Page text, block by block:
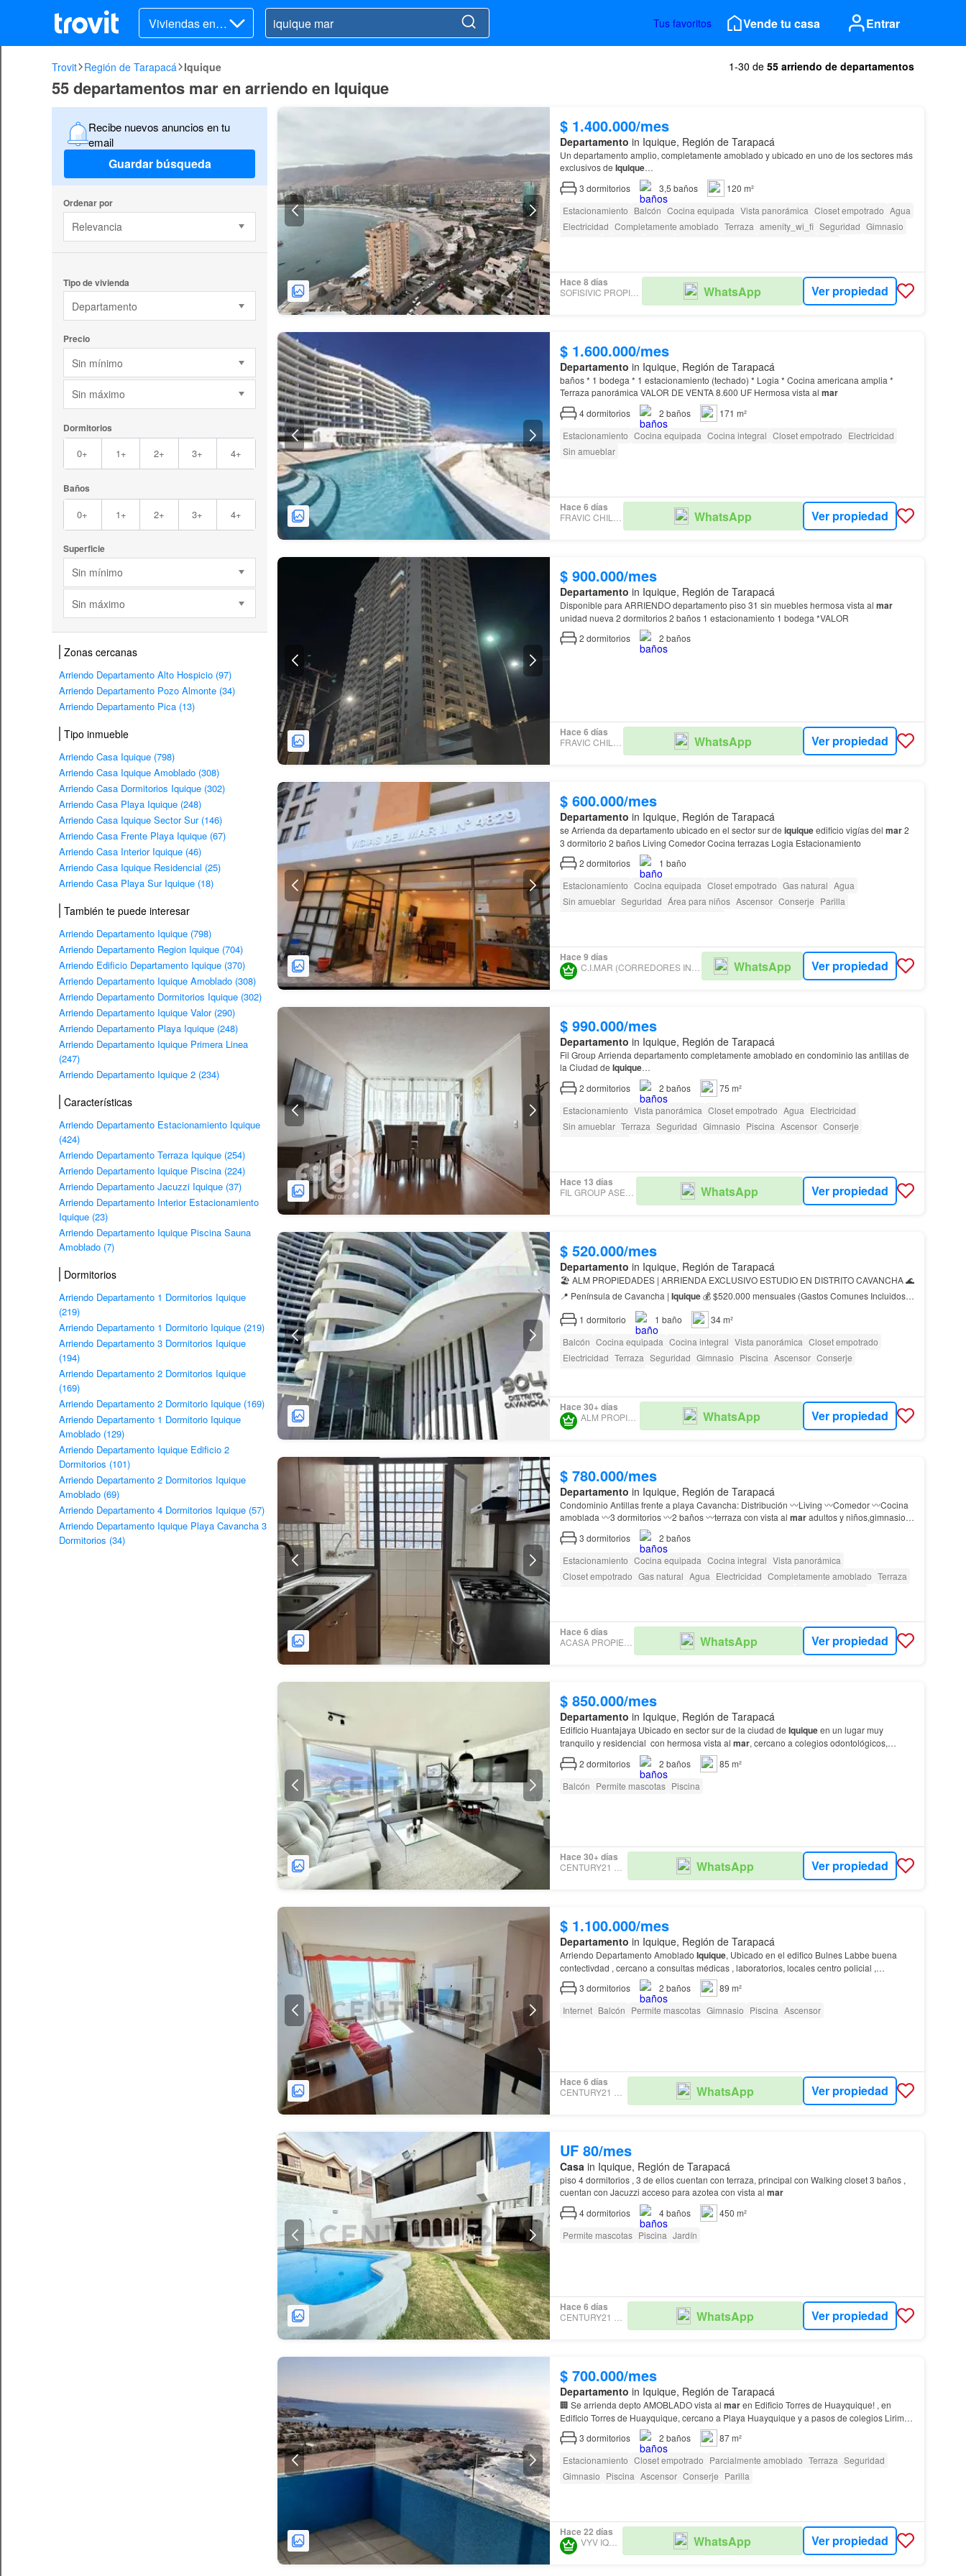
Viviendas en ar
riendo
Tus favoritos Vende tu casa Entrar
Trovit Región de Tarapacá Iquique 1-30 de 55 arriendo de departamentos
55 departamentos mar en arriendo en Iquique
Recibe nuevos anuncios en tu
email
Guardar búsqueda
Ordenar por
Relevancia
Tipo de vivienda
Departamento
Precio
Sin mínimo
Sin máximo
Dormitorios
0+ 1+ 2+ 3+ 4+
Baños
0+ 1+ 2+ 3+ 4+
Superficie
Sin mínimo
Sin máximo
Zonas cercanas
Arriendo Departamento Alto Hospicio (97)
Arriendo Departamento Pozo Almonte (34)
Arriendo Departamento Pica (13)
Tipo inmueble
Arriendo Casa Iquique (798)
Arriendo Casa Iquique Amoblado (308)
Arriendo Casa Dormitorios Iquique (302)
Arriendo Casa Playa Iquique (248)
Arriendo Casa Iquique Sector Sur (146)
Arriendo Casa Frente Playa Iquique (67)
Arriendo Casa Interior Iquique (46)
Arriendo Casa Iquique Residencial (25)
Arriendo Casa Playa Sur Iquique (18)
También te puede interesar
Arriendo Departamento Iquique (798)
Arriendo Departamento Region Iquique (704)
Arriendo Edificio Departamento Iquique (370)
Arriendo Departamento Iquique Amoblado (308)
Arriendo Departamento Dormitorios Iquique (302)
Arriendo Departamento Iquique Valor (290)
Arriendo Departamento Playa Iquique (248)
Arriendo Departamento Iquique Primera Linea
(247)
Arriendo Departamento Iquique 2 (234)
Características
Arriendo Departamento Estacionamiento Iquique
(424)
Arriendo Departamento Terraza Iquique (254)
Arriendo Departamento Iquique Piscina (224)
Arriendo Departamento Jacuzzi Iquique (37)
Arriendo Departamento Interior Estacionamiento
Iquique (23)
Arriendo Departamento Iquique Piscina Sauna
Amoblado (7)
Dormitorios
Arriendo Departamento 1 Dormitorios Iquique
(219)
Arriendo Departamento 1 Dormitorio Iquique (219)
Arriendo Departamento 3 Dormitorios Iquique
(194)
Arriendo Departamento 2 Dormitorios Iquique
(169)
Arriendo Departamento 2 Dormitorio Iquique (169)
Arriendo Departamento 1 Dormitorio Iquique
Amoblado (129)
Arriendo Departamento Iquique Edificio 2
Dormitorios (101)
Arriendo Departamento 2 Dormitorios Iquique
Amoblado (69)
Arriendo Departamento 4 Dormitorios Iquique (57)
Arriendo Departamento Iquique Playa Cavancha 3
Dormitorios (34)
$ 1.400.000/mes
Departamento in Iquique, Región de Tarapacá
Un departamento amplio, completamente amoblado y ubicado en uno de los sectores más
exclusivos de Iquique…
3 dormitorios 3,5 baños
120 m²
Estacionamiento Balcón Cocina equipada Vista panorámica Closet empotrado Agua
Electricidad Completamente amoblado Terraza amenity_wi_fi Seguridad Gimnasio
Hace 8 días
SOFISIVIC PROPIEDADES WhatsApp Ver propiedad
$ 1.600.000/mes
Departamento in Iquique, Región de Tarapacá
baños * 1 bodega * 1 estacionamiento (techado) * Logia * Cocina americana amplia *
Terraza panorámica VALOR DE VENTA 8.600 UF Hermosa vista al mar
4dormitorios 2 baños
171 m²
Estacionamiento Cocina equipada Cocina integral Closet empotrado Electricidad
Sin amueblar
Hace 6 días
FRAVIC CHILE SPA WhatsApp Ver propiedad
$ 900.000/mes
Departamento in Iquique, Región de Tarapacá
Disponible para ARRIENDO departamento piso 31 sin muebles hermosa vista al mar
unidad nueva 2 dormitorios 2 baños 1 estacionamiento 1 bodega *VALOR
2 dormitorios 2 baños
Hace 6 días
FRAVIC CHILE SPA WhatsApp Ver propiedad
$ 600.000/mes
Departamento in Iquique, Región de Tarapacá
se Arrienda da departamento ubicado en el sector sur de iquiqueedificio vigías del mar2
3 dormitorio 2 baños Living Comedor Cocina terrazas Logia Estacionamiento
2 dormitorios 1 baño
Estacionamiento Cocina equipada Closet empotrado Gas natural Agua
Sin amueblar Seguridad Área para niños Ascensor Conserje Parilla
Hace 9 días
C.I.MAR (CORREDORES INMOBILIARIOS MARITZA ROZAS) WhatsApp Ver propiedad
$ 990.000/mes
Departamento in Iquique, Región de Tarapacá
Fil Group Arrienda departamento completamente amoblado en condominio las antillas de
la Ciudad de Iquique…
2 dormitorios 2 baños
75 m²
Estacionamiento Vista panorámica Closet empotrado Agua Electricidad
Sin amueblar Terraza Seguridad Gimnasio Piscina Ascensor Conserje
Hace 13 días
FIL GROUP ASESORÍAS WhatsApp Ver propiedad
$ 520.000/mes
Departamento in Iquique, Región de Tarapacá
🏖️ ALM PROPIEDADES | ARRIENDA EXCLUSIVO ESTUDIO EN DISTRITO CAVANCHA 🌊
📍 Península de Cavancha | Iquique💰 $520.000 mensuales (Gastos Comunes Incluidos )
✨ Vive a pasos delmar en uno de los sectores más exclusivos de I…
1 dormitorio 1 baño
34 m²
Balcón Cocina equipada Cocina integral Vista panorámica Closet empotrado
Electricidad Terraza Seguridad Gimnasio Piscina Ascensor Conserje
Hace 30+ días
ALM PROPIEDADES WhatsApp Ver propiedad
$ 780.000/mes
Departamento in Iquique, Región de Tarapacá
Condominio Antillas frente a playa Cavancha: Distribución 〰️Living 〰️Comedor 〰️Cocina
amoblada 〰️3 dormitorios 〰️2 baños 〰️terraza con vista al maradultos y niños,gimnasio,
cancha de tenis, sala de eventos, juegos in…
3 dormitorios 2 baños
Estacionamiento Cocina equipada Cocina integral Vista panorámica
Closet empotrado Gas natural Agua Electricidad Completamente amoblado Terraza
Hace 6 días
WhatsApp Ver propiedad
$ 850.000/mes
Departamento in Iquique, Región de Tarapacá
Edificio Huantajaya Ubicado en sector sur de la ciudad de Iquiqueen un lugar muy
tranquilo y residencial con hermosa vista al mar, cercano a colegios odontológicos,
gimnasios, veterinarios.etc Programa piso 6…
2 dormitorios 2 baños
85 m²
Balcón Permite mascotas Piscina
Hace 30+ días
WhatsApp Ver propiedad
$ 1.100.000/mes
Departamento in Iquique, Región de Tarapacá
Arriendo Departamento Amoblado Iquique, Ubicado en el edifico Bulnes Labbe buena
contectivdad , cercano a consultas médicas , laboratorios, locales centro policial ,
3 dormitorios 2 baños
89 m²
Internet Balcón Permite mascotas Gimnasio Piscina Ascensor
Hace 6 días
WhatsApp Ver propiedad
UF 80/mes
Casa in Iquique, Región de Tarapacá
piso 4 dormitorios , 3 de ellos cuentan con terraza, principal con Walking closet 3 baños ,
cuentan con Jacuzzi acceso para azotea con vista al mar
4dormitorios 4baños
450 m²
Permite mascotas Piscina Jardín
Hace 6 días
WhatsApp Ver propiedad
$ 700.000/mes
Departamento in Iquique, Región de Tarapacá
🏢 Se arrienda depto AMOBLADO vista al maren Edificio Torres de Huayquique! , en
Edificio Torres de Huayquique, cercano a Playa Huayquique y a pasos de colegios Lirima,
Hispano Británico y Academia
Iquique.…
3 dormitorios 2 baños
87 m²
Estacionamiento Closet empotrado Parcialmente amoblado Terraza Seguridad
Gimnasio Piscina Ascensor Conserje Parilla
Hace 22 días
VYV IQUIQUE WhatsApp Ver propiedad